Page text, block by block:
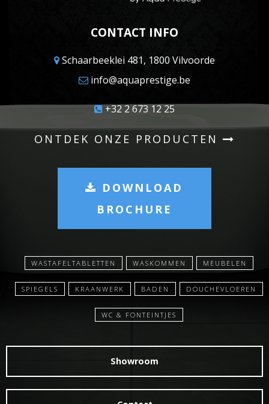
CONTACT INFO
Schaarbeeklei 481, 1800 Vilvoorde
info@aquaprestige.be
+32 2 673 12 25
ONTDEK ONZE PRODUCTEN
DOWNLOAD
BROCHURE
WASTAFELTABLETTEN WASKOMMEN MEUBELEN
SPIEGELS KRAANWERK BADEN DOUCHEVLOEREN
WC & FONTEINTJES
Showroom